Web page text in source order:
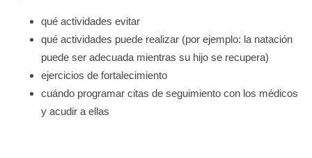
qué actividades evitar
qué actividades puede realizar (por ejemplo: la natación
puede ser adecuada mientras su hijo se recupera)
ejercicios de fortalecimiento
cuándo programar citas de seguimiento con los médicos
y acudir a ellas